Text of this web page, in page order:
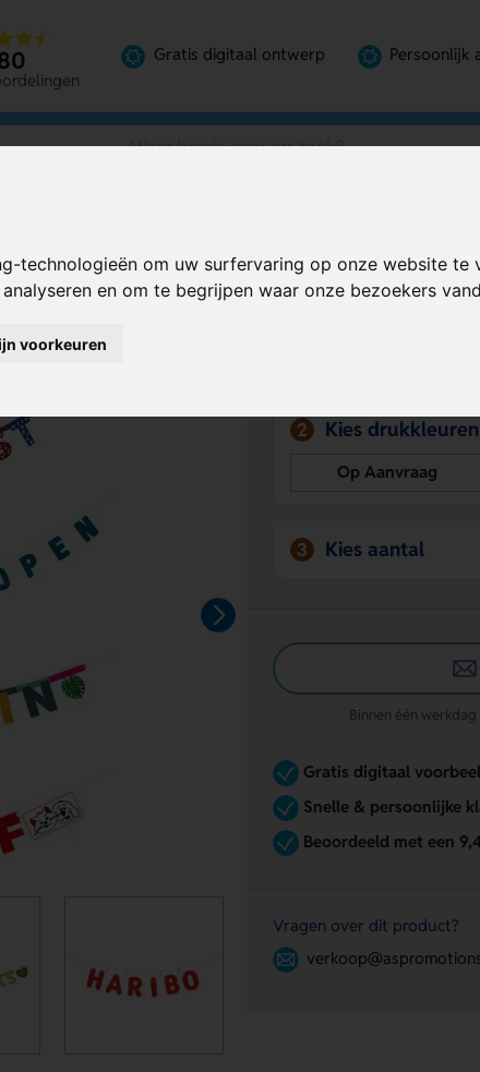
technologieën om uw surfervaring op onze website te
en om te begrijpen waar onze bezoekers
voorkeuren
Gratis digitaal ontwerp Persoonlijk
Bereken mijn
2 Kies drukkleuren
Op Aanvraag
3 Kies aantal
Binnen één
Gratis digitaal
Snelle & persoonlijke
Beoordeeld met een
Vragen over dit product?